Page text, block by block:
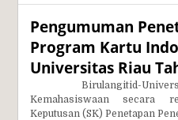
Pengumuman
Program Kartu
Universitas Riau
Birulangitid-
Kemahasiswaan secara
Keputusan (SK) Penetapan